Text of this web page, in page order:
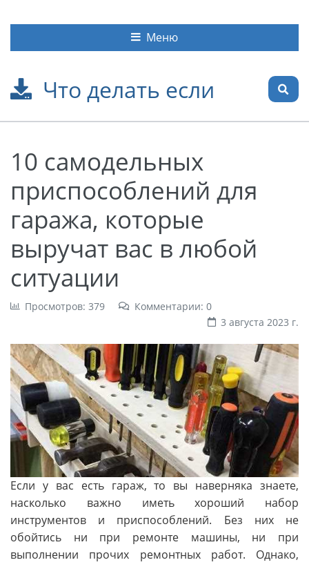
Что делать если
Меню
10 самодельных
приспособлений для
гаража, которые
выручат вас в любой
ситуации
Просмотров: 379
Комментарии: 0
3 августа 2023 г.
Если у вас есть гараж, то вы наверняка знаете,
насколько важно иметь хороший набор
инструментов и приспособлений. Без них не
обойтись ни при ремонте машины, ни при
выполнении прочих ремонтных работ. Однако,